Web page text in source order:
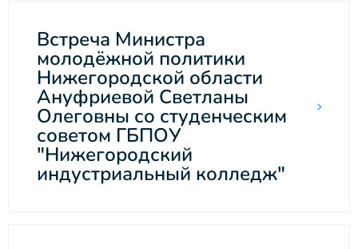
Встреча Министра
молодёжной политики
Нижегородской области
Ануфриевой Светланы
Олеговны со студенческим
советом ГБПОУ
"Нижегородский
индустриальный колледж"